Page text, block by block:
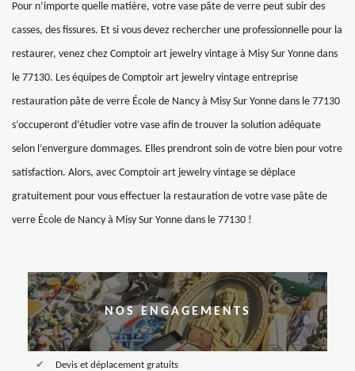
Pour n’importe quelle matière, votre vase pâte de verre peut subir des
casses, des fissures. Et si vous devez rechercher une professionnelle pour la
restaurer, venez chez Comptoir art jewelry vintage à Misy Sur Yonne dans
le 77130. Les équipes de Comptoir art jewelry vintage entreprise
restauration pâte de verre École de Nancy à Misy Sur Yonne dans le 77130
s’occuperont d’étudier votre vase afin de trouver la solution adéquate
selon l’envergure dommages. Elles prendront soin de votre bien pour votre
satisfaction. Alors, avec Comptoir art jewelry vintage se déplace
gratuitement pour vous effectuer la restauration de votre vase pâte de
verre École de Nancy à Misy Sur Yonne dans le 77130 !
NOS ENGAGEMENTS
Devis et déplacement gratuits